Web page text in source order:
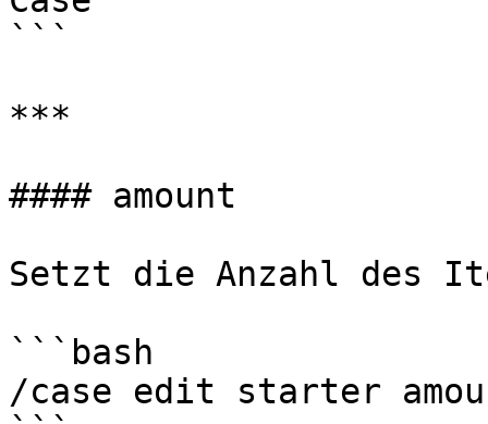
```
***
#### amount
Setzt die Anzahl des
```bash
/case edit starter